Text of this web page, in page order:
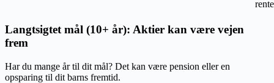
Langtsigtet mål (10+ år): Aktier kan være vejen
frem
Har du mange år til dit mål? Det kan være pension eller en
opsparing til dit barns fremtid.